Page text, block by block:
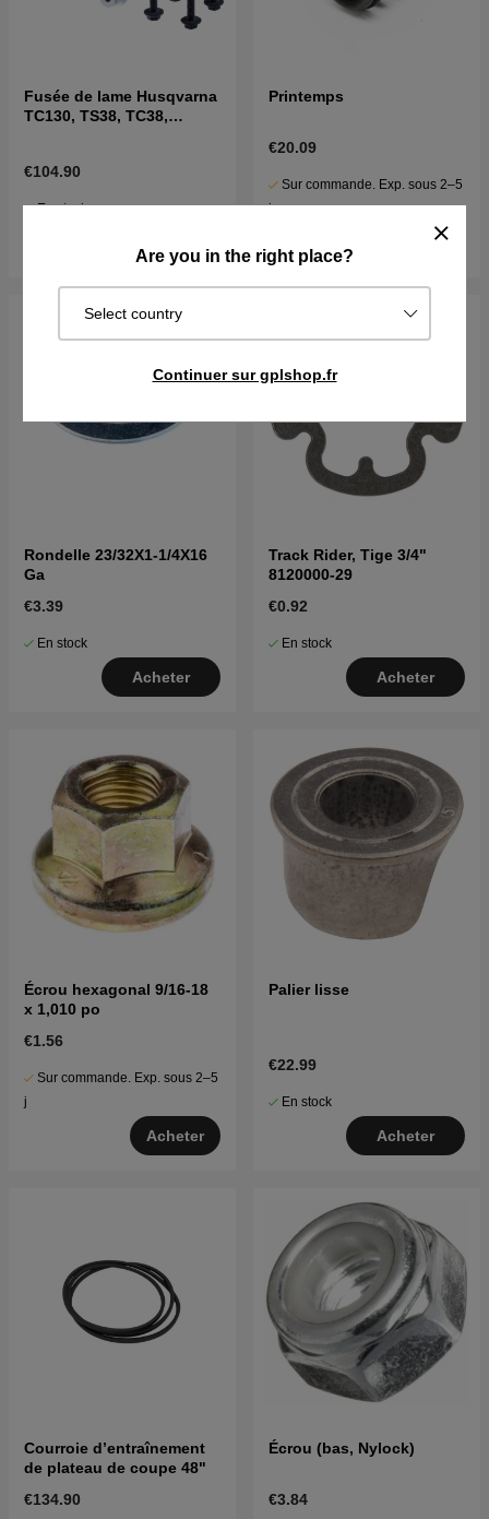
Are you in the right place?
Select country
Continuer sur gplshop.fr
Fusée de lame Husqvarna
TC130, TS38, TC38,
€104.90
En stock
Printemps
€20.09
Sur commande. Exp. sous 2–5
j
Acheter
Rondelle 23/32X1-1/4X16
Ga
€3.39
En stock
Acheter
Track Rider, Tige 3/4"
8120000-29
€0.92
En stock
Acheter
Écrou hexagonal 9/16-18
x 1,010 po
€1.56
Sur commande. Exp. sous 2–5
j
Acheter
Palier lisse
€22.99
En stock
Acheter
Courroie d’entraînement
de plateau de coupe 48"
€134.90
Écrou (bas, Nylock)
€3.84